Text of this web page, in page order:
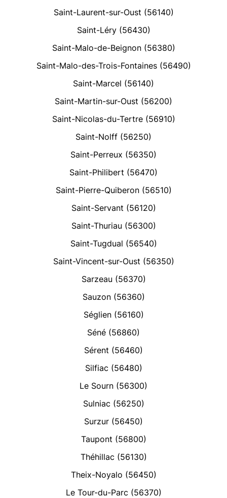
Saint-Laurent-sur-Oust (56140)
Saint-Léry (56430)
Saint-Malo-de-Beignon (56380)
Saint-Malo-des-Trois-Fontaines (56490)
Saint-Marcel (56140)
Saint-Martin-sur-Oust (56200)
Saint-Nicolas-du-Tertre (56910)
Saint-Nolff (56250)
Saint-Perreux (56350)
Saint-Philibert (56470)
Saint-Pierre-Quiberon (56510)
Saint-Servant (56120)
Saint-Thuriau (56300)
Saint-Tugdual (56540)
Saint-Vincent-sur-Oust (56350)
Sarzeau (56370)
Sauzon (56360)
Séglien (56160)
Séné (56860)
Sérent (56460)
Silfiac (56480)
Le Sourn (56300)
Sulniac (56250)
Surzur (56450)
Taupont (56800)
Théhillac (56130)
Theix-Noyalo (56450)
Le Tour-du-Parc (56370)